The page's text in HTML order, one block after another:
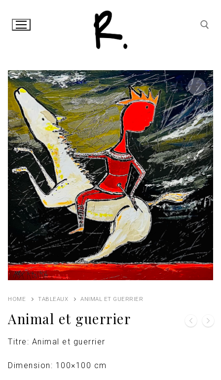
HOME TABLEAUX ANIMAL ET GUERRIER
Animal et guerrier
Titre: Animal et guerrier
Dimension: 100×100 cm